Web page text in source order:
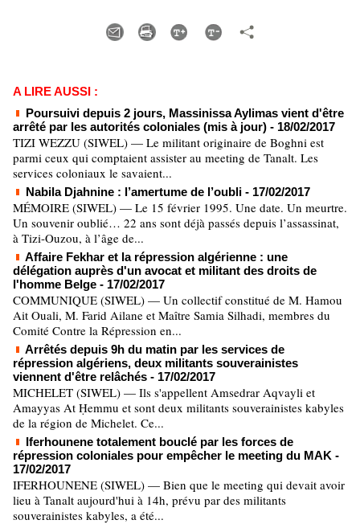
A LIRE AUSSI :
Poursuivi depuis 2 jours, Massinissa Aylimas vient d'être
arrêté par les autorités coloniales (mis à jour) - 18/02/2017
TIZI WEZZU (SIWEL) — Le militant originaire de Boghni est
parmi ceux qui comptaient assister au meeting de Tanalt. Les
services coloniaux le savaient...
Nabila Djahnine : l’amertume de l’oubli - 17/02/2017
MÉMOIRE (SIWEL) — Le 15 février 1995. Une date. Un meurtre.
Un souvenir oublié… 22 ans sont déjà passés depuis l’assassinat,
à Tizi-Ouzou, à l’âge de...
Affaire Fekhar et la répression algérienne : une
délégation auprès d'un avocat et militant des droits de
l'homme Belge - 17/02/2017
COMMUNIQUE (SIWEL) — Un collectif constitué de M. Hamou
Ait Ouali, M. Farid Ailane et Maître Samia Silhadi, membres du
Comité Contre la Répression en...
Arrêtés depuis 9h du matin par les services de
répression algériens, deux militants souverainistes
viennent d'être relâchés - 17/02/2017
MICHELET (SIWEL) — Ils s'appellent Amsedrar Aqvayli et
Amayyas At Ḥemmu et sont deux militants souverainistes kabyles
de la région de Michelet. Ce...
Iferhounene totalement bouclé par les forces de
répression coloniales pour empêcher le meeting du MAK -
17/02/2017
IFERHOUNENE (SIWEL) — Bien que le meeting qui devait avoir
lieu à Tanalt aujourd'hui à 14h, prévu par des militants
souverainistes kabyles, a été...